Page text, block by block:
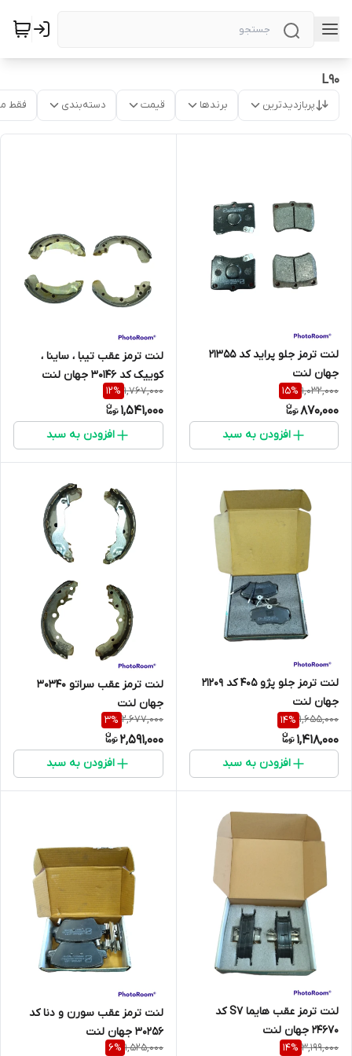
L90
پربازدیدترین برندها قیمت دسته‌بندی فقط
لنت ترمز جلو پراید کد 21355
جهان لنت
1,032,000
15%
870,000
افزودن به سبد
لنت ترمز عقب تیبا ، ساینا ،
کوییک کد 30146 جهان لنت
1,767,000
12%
1,541,000
افزودن به سبد
لنت ترمز جلو پژو 405 کد 21209
جهان لنت
1,655,000
14%
1,418,000
افزودن به سبد
لنت ترمز عقب سراتو 30340
جهان لنت
2,677,000
3%
2,591,000
افزودن به سبد
لنت ترمز عقب هایما S7 کد
24670 جهان لنت
3,199,000
14%
لنت ترمز عقب سورن و دنا کد
30256 جهان لنت
1,525,000
6%